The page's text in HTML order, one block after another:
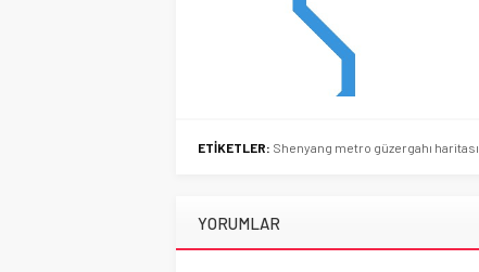
ETİKETLER: Shenyang metro güzergahı haritası
YORUMLAR